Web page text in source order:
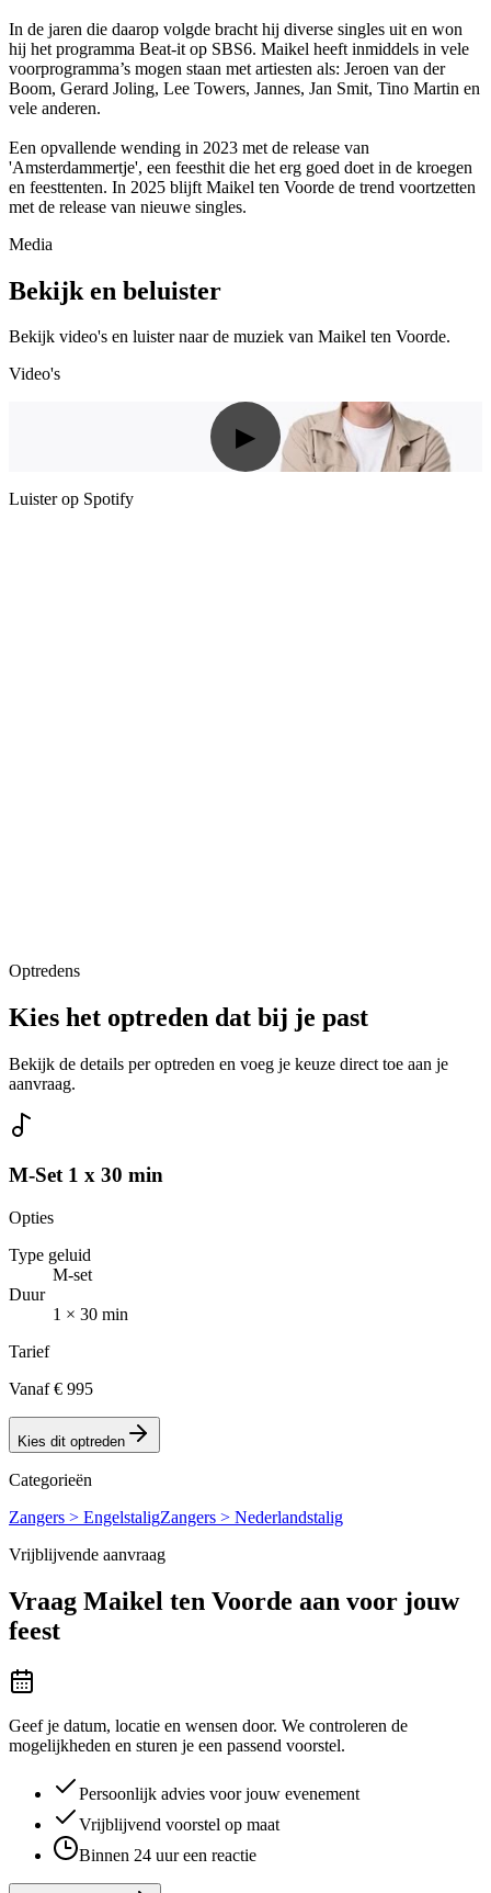
In de jaren die daarop volgde bracht hij diverse singles uit en won
hij het programma Beat-it op SBS6. Maikel heeft inmiddels in vele
voorprogramma’s mogen staan met artiesten als: Jeroen van der
Boom, Gerard Joling, Lee Towers, Jannes, Jan Smit, Tino Martin en
vele anderen.
Een opvallende wending in 2023 met de release van
'Amsterdammertje', een feesthit die het erg goed doet in de kroegen
en feesttenten. In 2025 blijft Maikel ten Voorde de trend voortzetten
met de release van nieuwe singles.
Media
Bekijk en beluister
Bekijk video's en luister naar de muziek van Maikel ten Voorde.
Video's
▶
Luister op Spotify
Optredens
Kies het optreden dat bij je past
Bekijk de details per optreden en voeg je keuze direct toe aan je
aanvraag.
M-Set 1 x 30 min
Opties
Type geluid
M-set
Duur
1 × 30 min
Tarief
Vanaf € 995
Kies dit optreden
Categorieën
Zangers > EngelstaligZangers > Nederlandstalig
Vrijblijvende aanvraag
Vraag Maikel ten Voorde aan voor jouw
feest
Geef je datum, locatie en wensen door. We controleren de
mogelijkheden en sturen je een passend voorstel.
Persoonlijk advies voor jouw evenement
Vrijblijvend voorstel op maat
Binnen 24 uur een reactie